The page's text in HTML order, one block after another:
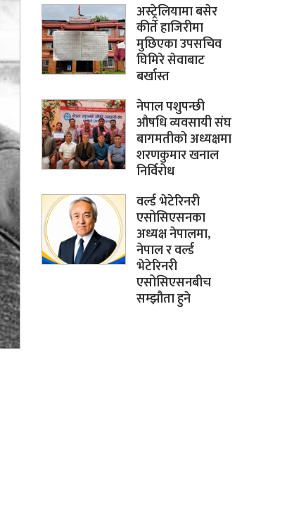
अस्ट्रेलियामा बसेर
कीर्ते हाजिरीमा
मुछिएका उपसचिव
घिमिरे सेवाबाट
बर्खास्त
नेपाल पशुपन्छी
औषधि व्यवसायी संघ
बागमतीको अध्यक्षमा
शरणकुमार खनाल
निर्विरोध
वर्ल्ड भेटेरिनरी
एसोसिएसनका
अध्यक्ष नेपालमा,
नेपाल र वर्ल्ड
भेटेरिनरी
एसोसिएसनबीच
सम्झौता हुने